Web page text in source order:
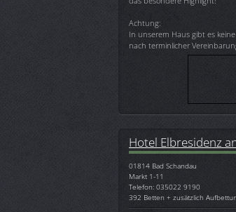
Achtung:
In unserem Haus gibt es
nach terminlicher
Hotel Elbresidenz
01814 Bad Schandau
Markt 1-11
Telefon: 035022 9190
392 Betten + zusätzlich